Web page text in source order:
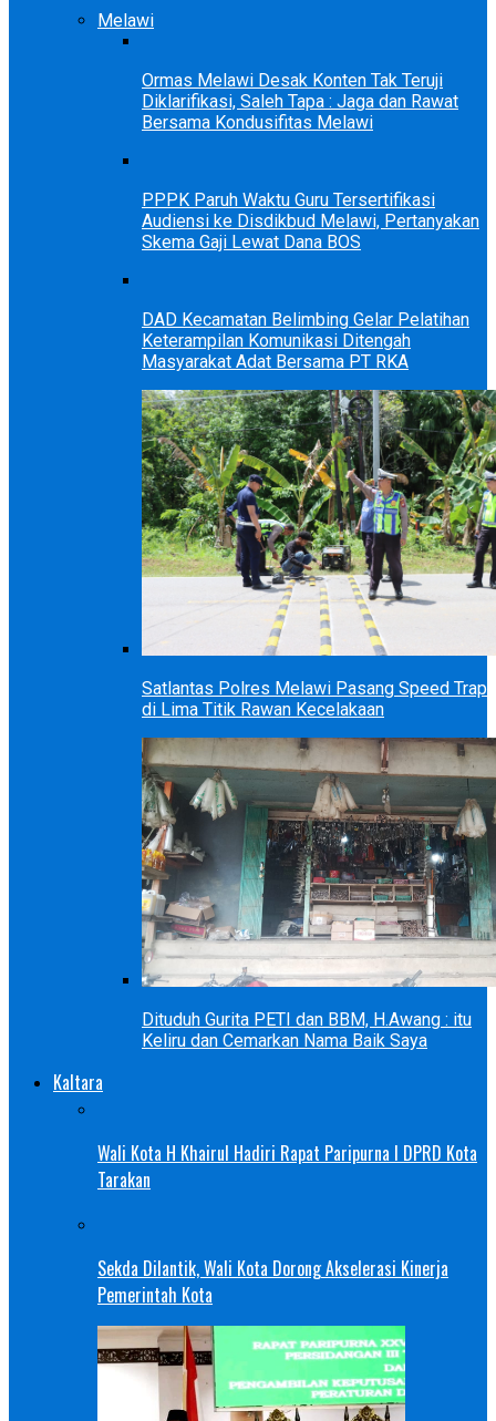
Melawi
Ormas Melawi Desak Konten Tak Teruji
Diklarifikasi, Saleh Tapa : Jaga dan Rawat
Bersama Kondusifitas Melawi
PPPK Paruh Waktu Guru Tersertifikasi
Audiensi ke Disdikbud Melawi, Pertanyakan
Skema Gaji Lewat Dana BOS
DAD Kecamatan Belimbing Gelar Pelatihan
Keterampilan Komunikasi Ditengah
Masyarakat Adat Bersama PT RKA
Satlantas Polres Melawi Pasang Speed Trap
di Lima Titik Rawan Kecelakaan
Dituduh Gurita PETI dan BBM, H.Awang : itu
Keliru dan Cemarkan Nama Baik Saya
Kaltara
Wali Kota H Khairul Hadiri Rapat Paripurna I DPRD Kota
Tarakan
Sekda Dilantik, Wali Kota Dorong Akselerasi Kinerja
Pemerintah Kota